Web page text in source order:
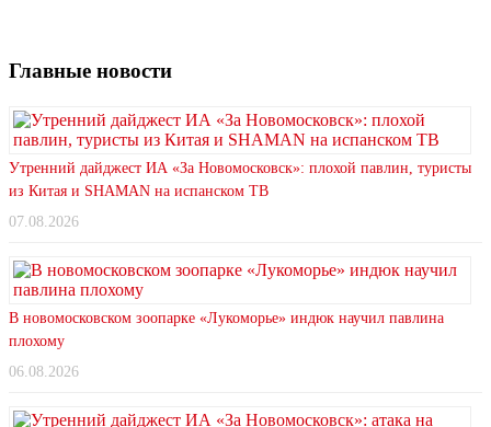
Главные новости
Утренний дайджест ИА «За Новомосковск»: плохой павлин, туристы
из Китая и SHAMAN на испанском ТВ
07.08.2026
В новомосковском зоопарке «Лукоморье» индюк научил павлина
плохому
06.08.2026